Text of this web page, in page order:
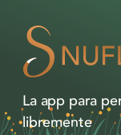
La app para
libremente